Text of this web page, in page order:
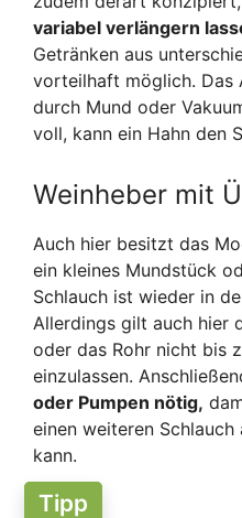
variabel verlängern
Getränken aus
vorteilhaft möglich. Das
durch Mund oder
voll, kann ein Hahn den
Weinheber mit
Auch hier besitzt das
ein kleines Mundstück
Schlauch ist wieder in
Allerdings gilt auch hier
oder das Rohr nicht bis
einzulassen.
oder Pumpen nötig,
einen weiteren
kann.
Tipp